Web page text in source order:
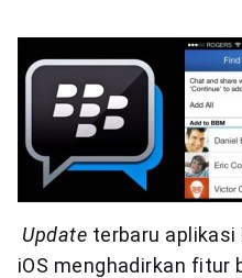
Update terbaru aplikasi
iOS menghadirkan fitur